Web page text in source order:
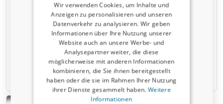
für Alfa Romeo Mito 2008-
2018 3-Türer Schrägheck
ABS - Carbon look
€ 109,95
6-8 Wochen
für Alfa Romeo Mito 2008-
2018 3-Türer Schrägheck
ABS - Silber
€ 109,95
6-8 Wochen
Wir verwenden Cookies, um Inhalte und
Anzeigen zu personalisieren und unseren
Datenverkehr zu analysieren. Wir geben
Informationen über Ihre Nutzung unserer
Website auch an unsere Werbe- und
Analysepartner weiter, die diese
möglicherweise mit anderen Informationen
kombinieren, die Sie ihnen bereitgestellt
haben oder die sie im Rahmen Ihrer Nutzung
ihrer Dienste gesammelt haben. Weitere
Informationen
Rabattcode von 5 % erhalten?
​Verraten Sie uns, wofür Sie einkaufen, um
Ihren Rabatt zu erhalten. Ich kaufe ein für mein:
Auto
Nutzfahrzeug